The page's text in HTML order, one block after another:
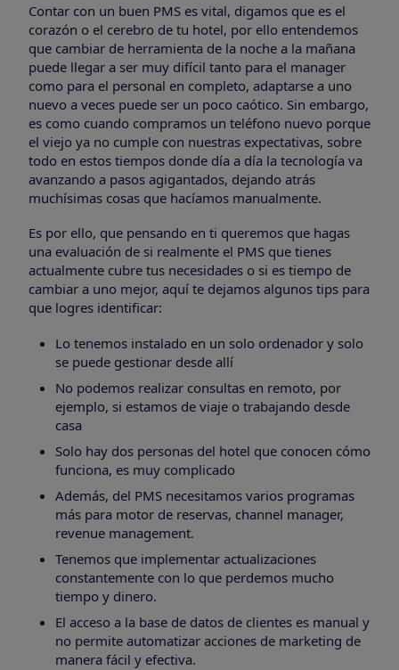
Contar con un buen PMS es vital, digamos que es el
corazón o el cerebro de tu hotel, por ello entendemos
que cambiar de herramienta de la noche a la mañana
puede llegar a ser muy difícil tanto para el manager
como para el personal en completo, adaptarse a uno
nuevo a veces puede ser un poco caótico. Sin embargo,
es como cuando compramos un teléfono nuevo porque
el viejo ya no cumple con nuestras expectativas, sobre
todo en estos tiempos donde día a día la tecnología va
avanzando a pasos agigantados, dejando atrás
muchísimas cosas que hacíamos manualmente.
Es por ello, que pensando en ti queremos que hagas
una evaluación de si realmente el PMS que tienes
actualmente cubre tus necesidades o si es tiempo de
cambiar a uno mejor, aquí te dejamos algunos tips para
que logres identificar:
Lo tenemos instalado en un solo ordenador y solo
se puede gestionar desde allí
No podemos realizar consultas en remoto, por
ejemplo, si estamos de viaje o trabajando desde
casa
Solo hay dos personas del hotel que conocen cómo
funciona, es muy complicado
Además, del PMS necesitamos varios programas
más para motor de reservas, channel manager,
revenue management.
Tenemos que implementar actualizaciones
constantemente con lo que perdemos mucho
tiempo y dinero.
El acceso a la base de datos de clientes es manual y
no permite automatizar acciones de marketing de
manera fácil y efectiva.